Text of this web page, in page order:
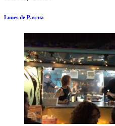
Lunes de Pascua